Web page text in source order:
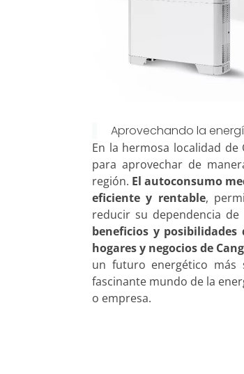
Aprovechando la
En la hermosa localidad
para aprovechar de
región. El autoconsumo
eficiente y rentable,
reducir su dependencia
beneficios y
hogares y negocios de
un futuro energético más
fascinante mundo de la
o empresa.